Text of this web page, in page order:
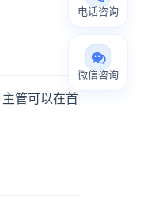
管可以在首
电话咨询
微信咨询